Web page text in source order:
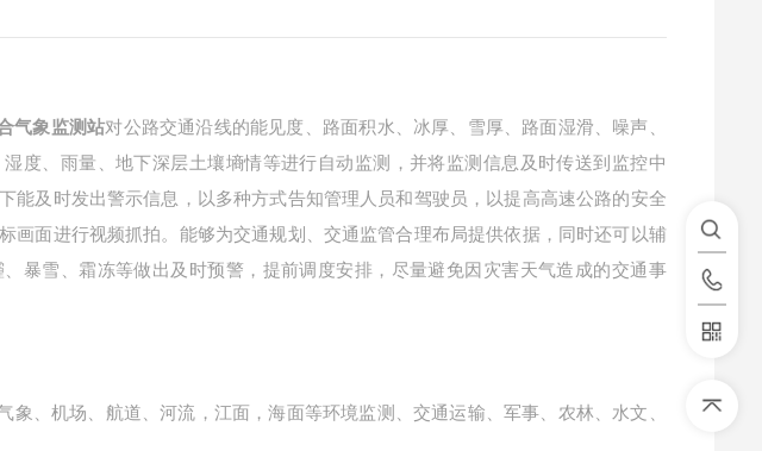
气象监测站对公路交通沿线的能见度、路面积水、冰厚、雪厚、路面湿滑、噪声、
度、雨量、地下深层土壤墒情等进行自动监测，并将监测信息及时传送到监控中
能及时发出警示信息，以多种方式告知管理人员和驾驶员，以提高高速公路的安全
画面进行视频抓拍。能够为交通规划、交通监管合理布局提供依据，同时还可以辅
暴雪、霜冻等做出及时预警，提前调度安排，尽量避免因灾害天气造成的交通事
象、机场、航道、河流，江面，海面等环境监测、交通运输、军事、农林、水文、